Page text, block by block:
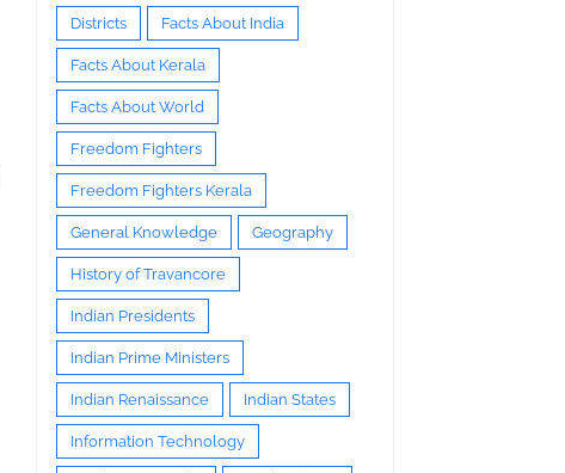
Districts Facts About India
Facts About Kerala
Facts About World
Freedom Fighters
Freedom Fighters Kerala
General Knowledge Geography
History of Travancore
Indian Presidents
Indian Prime Ministers
Indian Renaissance Indian States
Information Technology